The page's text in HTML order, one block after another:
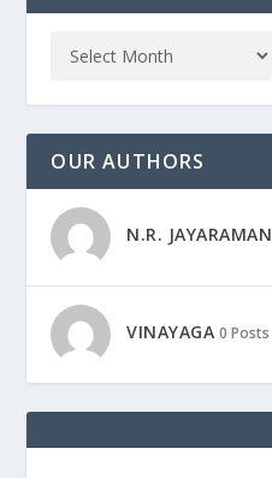
OUR AUTHORS
N.R. JAYARAMAN
VINAYAGA 0 Posts